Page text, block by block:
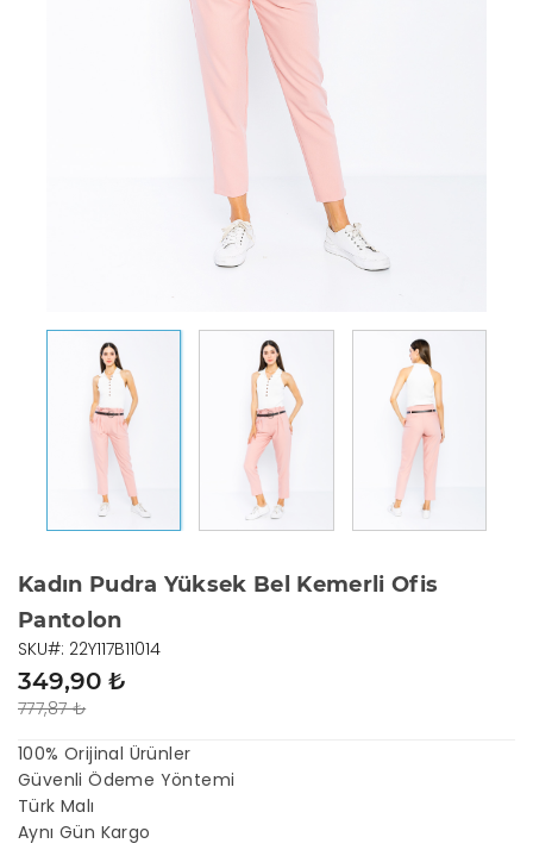
Kadın Pudra Yüksek Bel Kemerli Ofis
Pantolon
777,87 ₺
349,90 ₺
SKU#: 22Y117B11014
100% Orijinal Ürünler
Güvenli Ödeme Yöntemi
Türk Malı
Aynı Gün Kargo